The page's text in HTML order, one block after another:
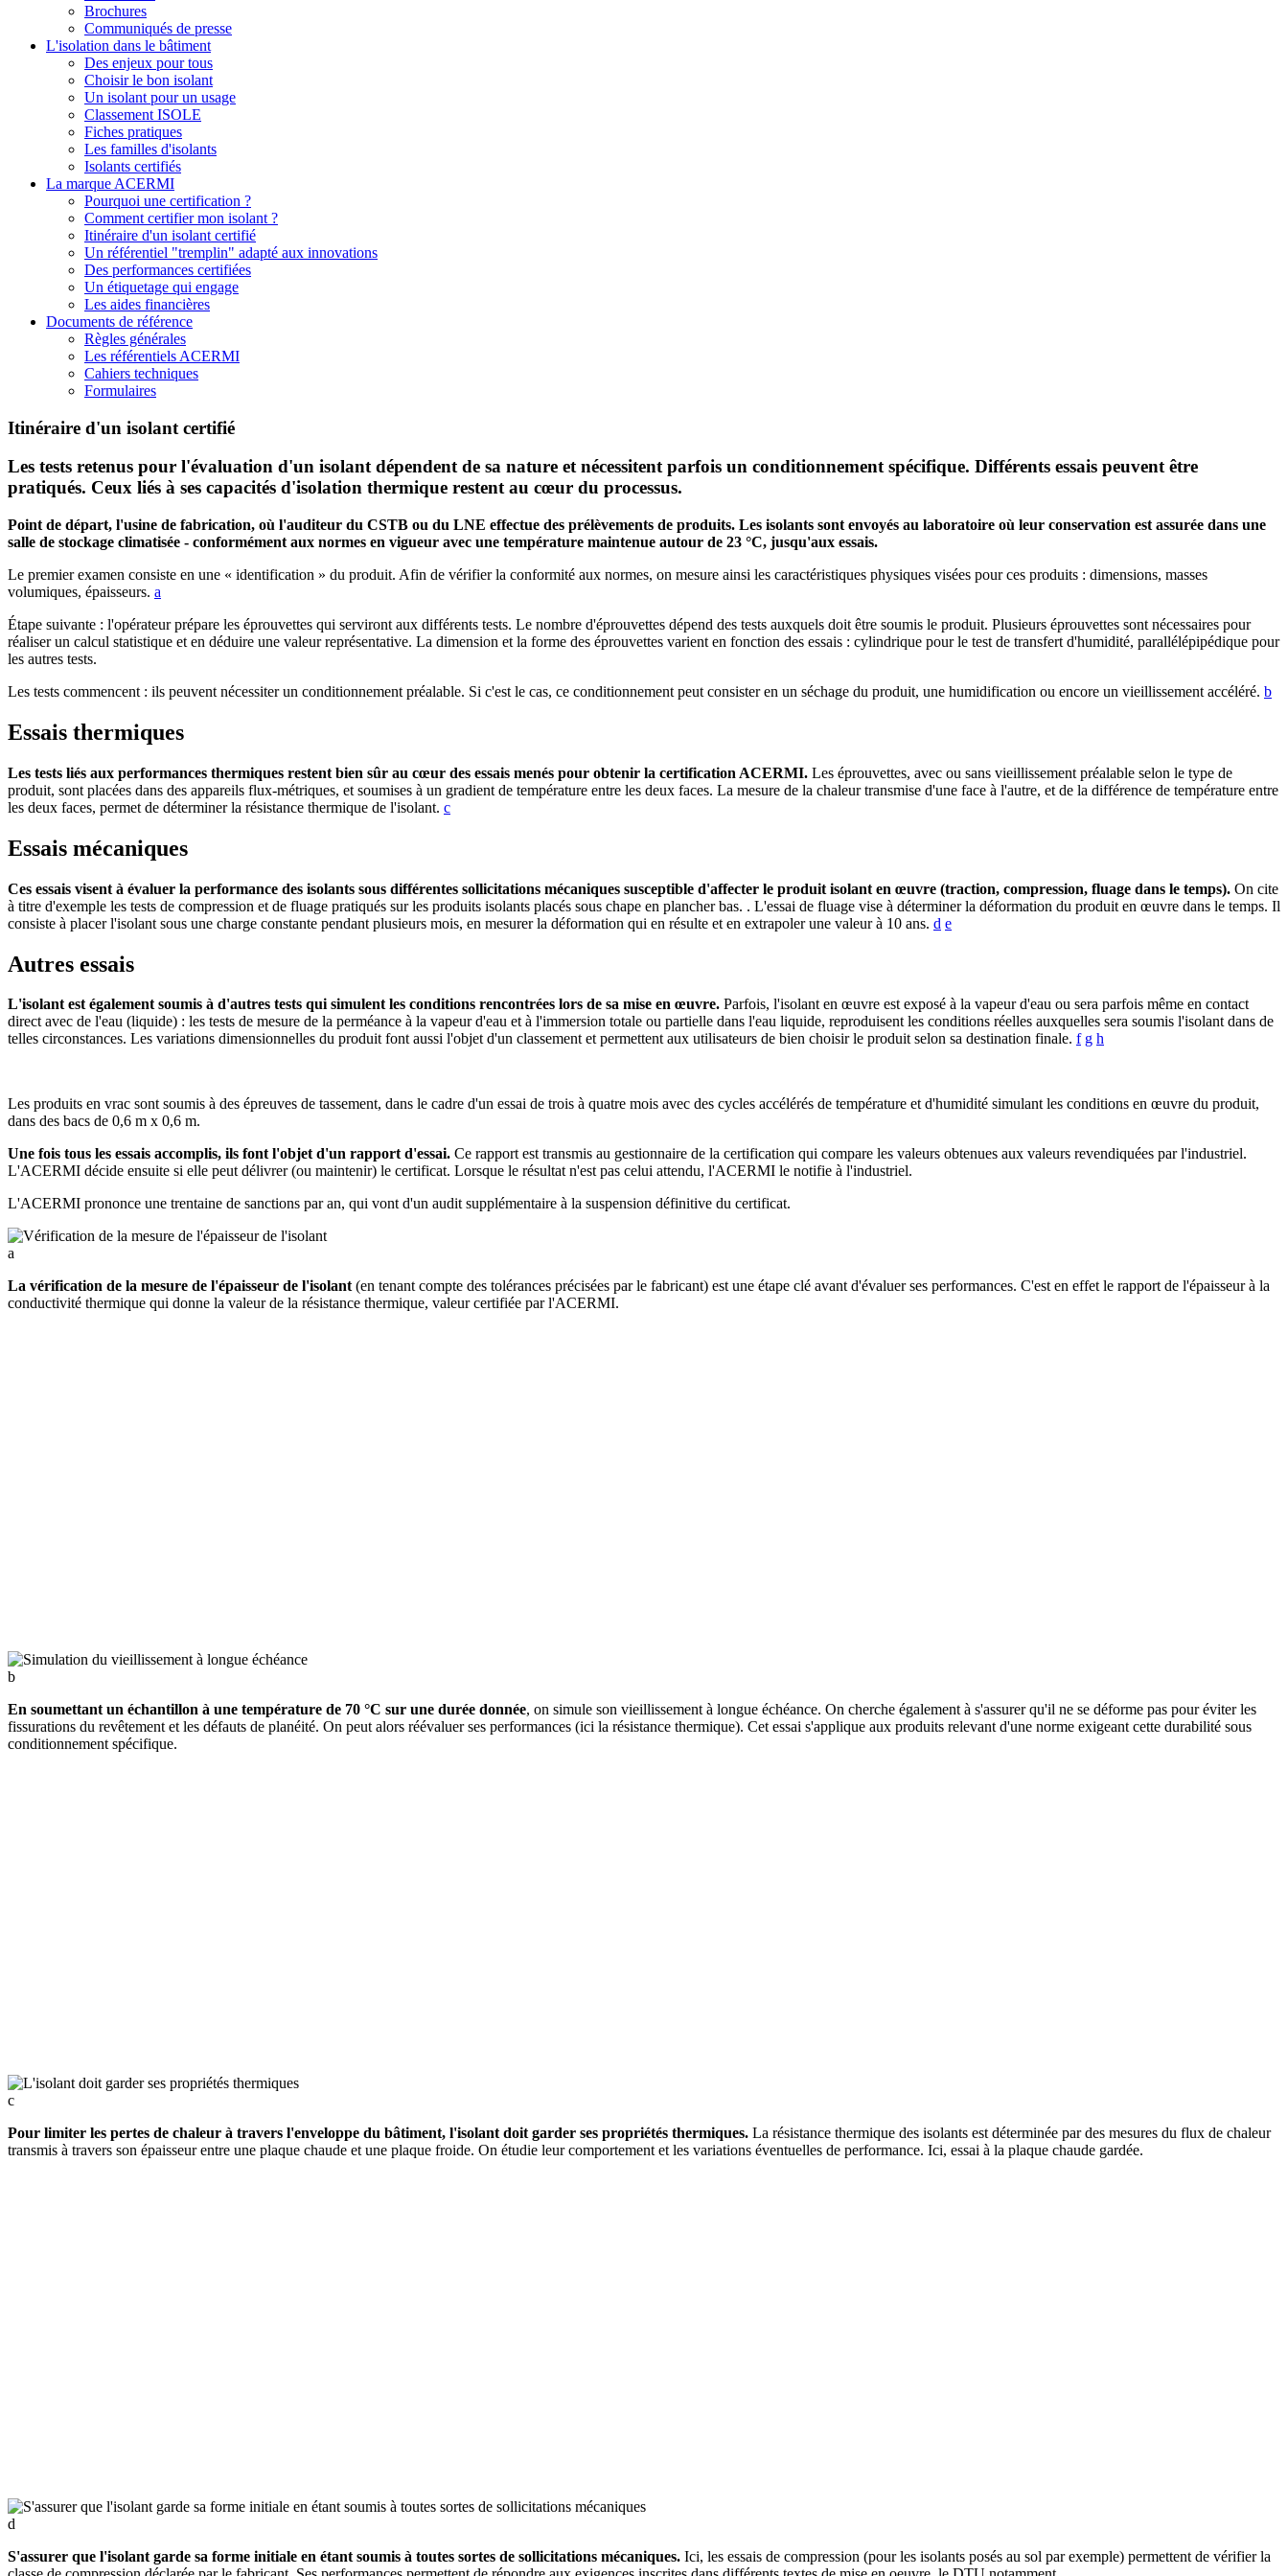
Brochures
Communiqués de presse
L'isolation dans le bâtiment
Des enjeux pour tous
Choisir le bon isolant
Un isolant pour un usage
Classement ISOLE
Fiches pratiques
Les familles d'isolants
Isolants certifiés
La marque ACERMI
Pourquoi une certification ?
Comment certifier mon isolant ?
Itinéraire d'un isolant certifié
Un référentiel "tremplin" adapté aux innovations
Des performances certifiées
Un étiquetage qui engage
Les aides financières
Documents de référence
Règles générales
Les référentiels ACERMI
Cahiers techniques
Formulaires
Itinéraire d'un isolant certifié
Les tests retenus pour l'évaluation d'un isolant dépendent de sa nature et nécessitent parfois un conditionnement spécifique. Différents essais peuvent être
pratiqués. Ceux liés à ses capacités d'isolation thermique restent au cœur du processus.
Point de départ, l'usine de fabrication, où l'auditeur du CSTB ou du LNE effectue des prélèvements de produits. Les isolants sont envoyés au laboratoire où leur conservation est assurée dans une
salle de stockage climatisée - conformément aux normes en vigueur avec une température maintenue autour de 23 °C, jusqu'aux essais.
Le premier examen consiste en une « identification » du produit. Afin de vérifier la conformité aux normes, on mesure ainsi les caractéristiques physiques visées pour ces produits : dimensions, masses
volumiques, épaisseurs. a
Étape suivante : l'opérateur prépare les éprouvettes qui serviront aux différents tests. Le nombre d'éprouvettes dépend des tests auxquels doit être soumis le produit. Plusieurs éprouvettes sont nécessaires pour
réaliser un calcul statistique et en déduire une valeur représentative. La dimension et la forme des éprouvettes varient en fonction des essais : cylindrique pour le test de transfert d'humidité, parallélépipédique pour
les autres tests.
Les tests commencent : ils peuvent nécessiter un conditionnement préalable. Si c'est le cas, ce conditionnement peut consister en un séchage du produit, une humidification ou encore un vieillissement accéléré. b
Essais thermiques
Les tests liés aux performances thermiques restent bien sûr au cœur des essais menés pour obtenir la certification ACERMI. Les éprouvettes, avec ou sans vieillissement préalable selon le type de
produit, sont placées dans des appareils flux-métriques, et soumises à un gradient de température entre les deux faces. La mesure de la chaleur transmise d'une face à l'autre, et de la différence de température entre
les deux faces, permet de déterminer la résistance thermique de l'isolant. c
Essais mécaniques
Ces essais visent à évaluer la performance des isolants sous différentes sollicitations mécaniques susceptible d'affecter le produit isolant en œuvre (traction, compression, fluage dans le temps). On cite
à titre d'exemple les tests de compression et de fluage pratiqués sur les produits isolants placés sous chape en plancher bas. . L'essai de fluage vise à déterminer la déformation du produit en œuvre dans le temps. Il
consiste à placer l'isolant sous une charge constante pendant plusieurs mois, en mesurer la déformation qui en résulte et en extrapoler une valeur à 10 ans. d e
Autres essais
L'isolant est également soumis à d'autres tests qui simulent les conditions rencontrées lors de sa mise en œuvre. Parfois, l'isolant en œuvre est exposé à la vapeur d'eau ou sera parfois même en contact
direct avec de l'eau (liquide) : les tests de mesure de la perméance à la vapeur d'eau et à l'immersion totale ou partielle dans l'eau liquide, reproduisent les conditions réelles auxquelles sera soumis l'isolant dans de
telles circonstances. Les variations dimensionnelles du produit font aussi l'objet d'un classement et permettent aux utilisateurs de bien choisir le produit selon sa destination finale. f g h
Les produits en vrac sont soumis à des épreuves de tassement, dans le cadre d'un essai de trois à quatre mois avec des cycles accélérés de température et d'humidité simulant les conditions en œuvre du produit,
dans des bacs de 0,6 m x 0,6 m.
Une fois tous les essais accomplis, ils font l'objet d'un rapport d'essai. Ce rapport est transmis au gestionnaire de la certification qui compare les valeurs obtenues aux valeurs revendiquées par l'industriel.
L'ACERMI décide ensuite si elle peut délivrer (ou maintenir) le certificat. Lorsque le résultat n'est pas celui attendu, l'ACERMI le notifie à l'industriel.
L'ACERMI prononce une trentaine de sanctions par an, qui vont d'un audit supplémentaire à la suspension définitive du certificat.
a
La vérification de la mesure de l'épaisseur de l'isolant(en tenant compte des tolérances précisées par le fabricant) est une étape clé avant d'évaluer ses performances. C'est en effet le rapport de l'épaisseur à la
conductivité thermique qui donne la valeur de la résistance thermique, valeur certifiée par l'ACERMI.
b
En soumettant un échantillon à une température de 70 °C sur une durée donnée, on simule son vieillissement à longue échéance. On cherche également à s'assurer qu'il ne se déforme pas pour éviter les
fissurations du revêtement et les défauts de planéité. On peut alors réévaluer ses performances (ici la résistance thermique). Cet essai s'applique aux produits relevant d'une norme exigeant cette durabilité sous
conditionnement spécifique.
c
Pour limiter les pertes de chaleur à travers l'enveloppe du bâtiment, l'isolant doit garder ses propriétés thermiques. La résistance thermique des isolants est déterminée par des mesures du flux de chaleur
transmis à travers son épaisseur entre une plaque chaude et une plaque froide. On étudie leur comportement et les variations éventuelles de performance. Ici, essai à la plaque chaude gardée.
d
S'assurer que l'isolant garde sa forme initiale en étant soumis à toutes sortes de sollicitations mécaniques. Ici, les essais de compression (pour les isolants posés au sol par exemple) permettent de vérifier la